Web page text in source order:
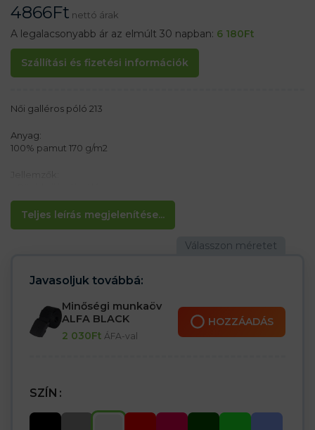
4866Ft nettó árak
A legalacsonyabb ár az elmúlt 30 napban: 6 180Ft
Szállítási és fizetési információk
Teljes leírás megjelenítése...
Női galléros póló 213
Anyag:
100% pamut 170 g/m2
– 5 gomb a póló színében
– Oldalsó varratok
– Megerősített vállvarrás
A hanga szürke színe foltos/heherált 85% pamut, 15% viszkóz
Javasoljuk továbbá:
Minőségi munkaöv
ALFA BLACK
2 030Ft ÁFA-val
HOZZÁADÁS
SZÍN